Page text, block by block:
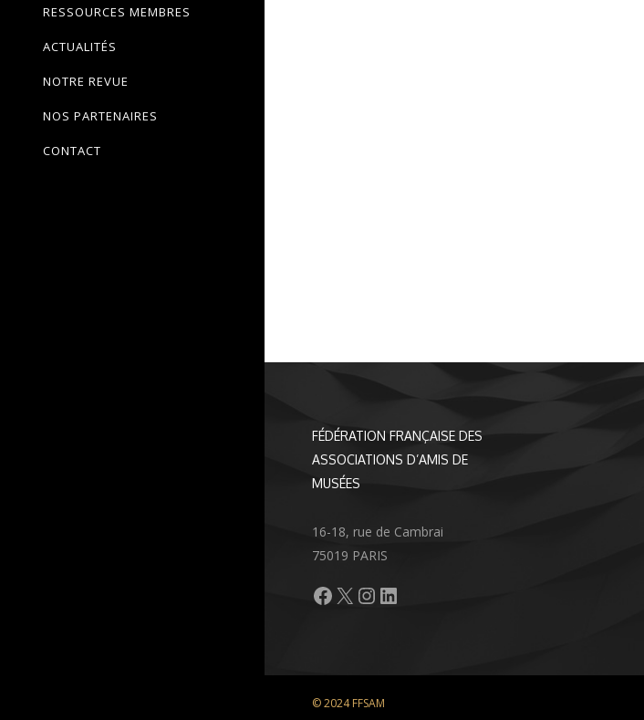
RESSOURCES MEMBRES
ACTUALITÉS
NOTRE REVUE
NOS PARTENAIRES
CONTACT
FÉDÉRATION FRANÇAISE DES
ASSOCIATIONS D’AMIS DE
MUSÉES
16-18, rue de Cambrai
75019 PARIS
Facebook
X Instagram
LinkedIn
© 2024 FFSAM